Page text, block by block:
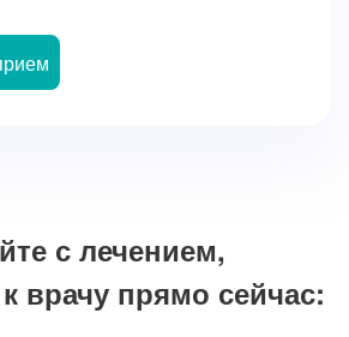
с лечением,
врачу прямо сейчас: